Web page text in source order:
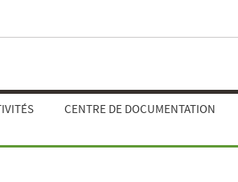
CENTRE DE DOCUMENTATION